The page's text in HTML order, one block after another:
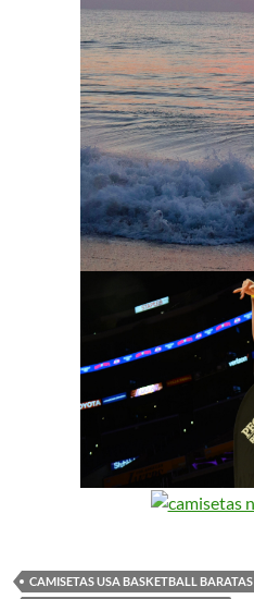
CAMISETAS USA BASKETBALL BARATAS